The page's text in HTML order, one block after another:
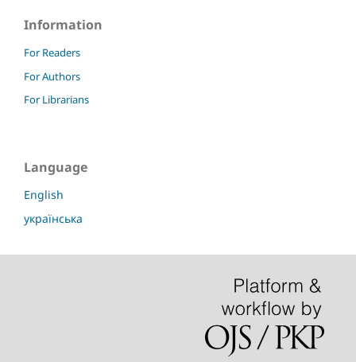
Information
For Readers
For Authors
For Librarians
Language
English
українська